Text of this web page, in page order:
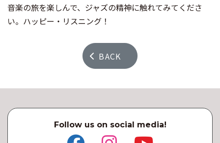
音楽の旅を楽しんで、ジャズの精神に触れてみてくださ
い。ハッピー・リスニング！
BACK
Follow us on social media!